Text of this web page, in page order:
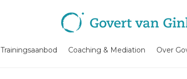
Trainingsaanbod Coaching & Mediation Over